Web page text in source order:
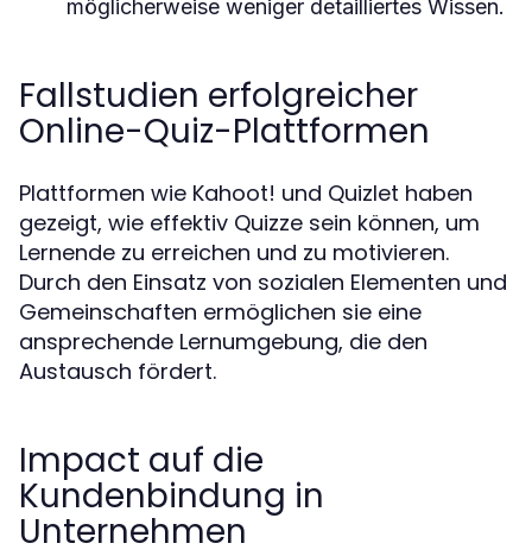
möglicherweise weniger detailliertes Wissen.
Fallstudien erfolgreicher
Online-Quiz-Plattformen
Plattformen wie Kahoot! und Quizlet haben
gezeigt, wie effektiv Quizze sein können, um
Lernende zu erreichen und zu motivieren.
Durch den Einsatz von sozialen Elementen und
Gemeinschaften ermöglichen sie eine
ansprechende Lernumgebung, die den
Austausch fördert.
Impact auf die
Kundenbindung in
Unternehmen